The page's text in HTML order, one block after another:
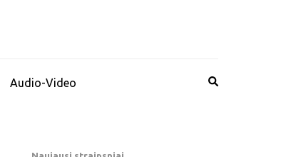
Audio-Video